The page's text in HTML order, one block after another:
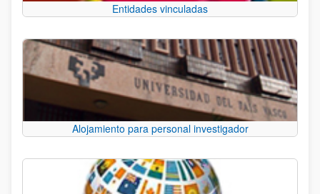
Entidades vinculadas
Alojamiento para personal investigador